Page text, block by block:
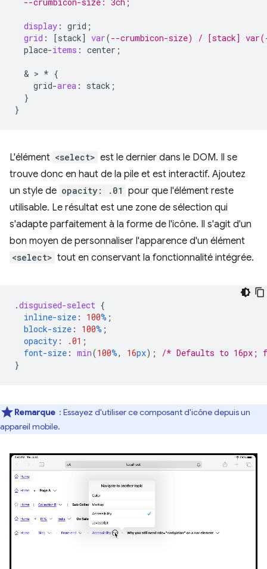
display : grid ;
grid : [stack] var(--crumbicon-size) / [stack]
place-items : center ;
  & >
* {
grid-area : stack ;
}
}
L'élément <select> est le dernier dans le DOM. Il se
trouve donc en haut de la pile et est interactif. Ajoutez
un style de opacity: .01 pour que l'élément reste
utilisable. Le résultat est une zone de sélection qui
s'adapte parfaitement à la forme de l'icône. Il s'agit d'un
bon moyen de personnaliser l'apparence d'un élément
<select> tout en conservant la fonctionnalité intégrée.
.disguised-select {
inline-size : 100% ;
block-size : 100% ;
opacity : .01 ;
font-size : min(100%, 16px);
/* Defaults to 16px;
}
Remarque : Essayez d'utiliser ce composant d'icône depuis un
appareil mobile.